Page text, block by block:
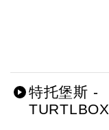
特托堡斯 -
TURTLBOX